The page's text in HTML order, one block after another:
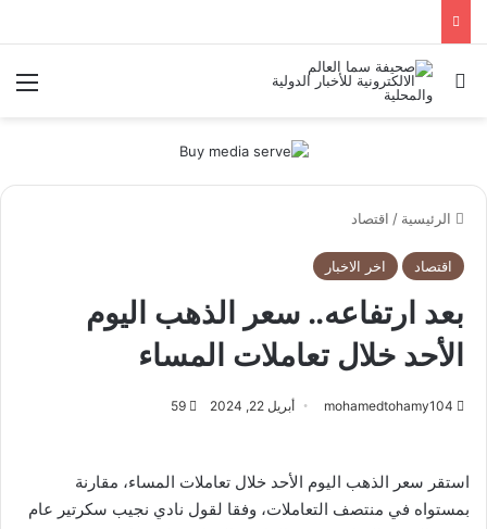
بحث عن
الرئيسية / اقتصاد
اقتصاد اخر الاخبار
بعد ارتفاعه.. سعر الذهب اليوم
الأحد خلال تعاملات المساء
mohamedtohamy104 أبريل 22, 2024 59
استقر سعر الذهب اليوم الأحد خلال تعاملات المساء، مقارنة
بمستواه في منتصف التعاملات، وفقا لقول نادي نجيب سكرتير عام